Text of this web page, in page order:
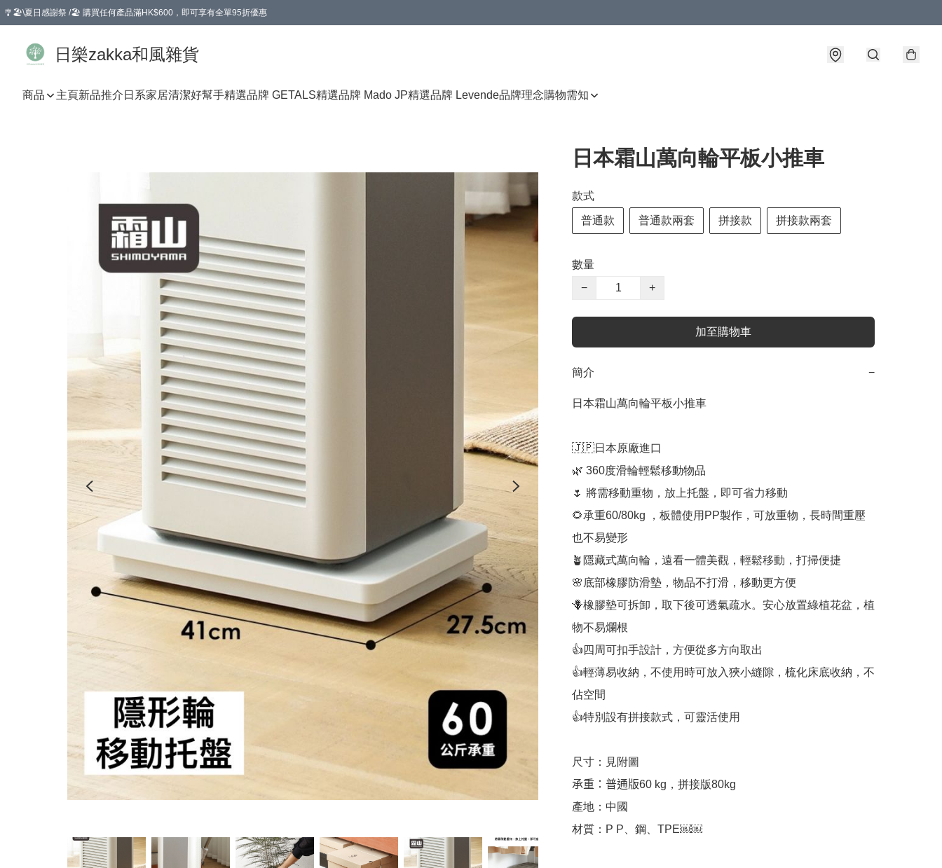
🎐🏖️\夏日感謝祭 /🏖️ 購買任何產品滿HK$600，即可享有全單95折優惠
日樂zakka和風雜貨
商品 主頁新品推介 日系家居清潔好幫手精選品牌 GETALS精選品牌 Mado JP精選品牌 Levende品牌理念購物需知
日本霜山萬向輪平板小推車
款式
普通款 普通款兩套 拼接款 拼接款兩套
數量
−
+
加至購物車
簡介 −
日本霜山萬向輪平板小推車
🇯🇵日本原廠進口
🌿 360度滑輪輕鬆移動物品
🌷 將需移動重物，放上托盤，即可省力移動
🌻承重60/80kg ，板體使用PP製作，可放重物，長時間重壓
也不易變形
🪴隱藏式萬向輪，遠看一體美觀，輕鬆移動，打掃便捷
🌸底部橡膠防滑墊，物品不打滑，移動更方便
🪻橡膠墊可拆卸，取下後可透氣疏水。安心放置綠植花盆，植
物不易爛根
👍四周可扣手設計，方便從多方向取出
👍輕薄易收納，不使用時可放入狹小縫隙，梳化床底收納，不
佔空間
👍特別設有拼接款式，可靈活使用
尺寸：見附圖
𠄘重：普通版60 kg，拼接版80kg
產地：中國
材質：P P、鋼、TPE￼￼